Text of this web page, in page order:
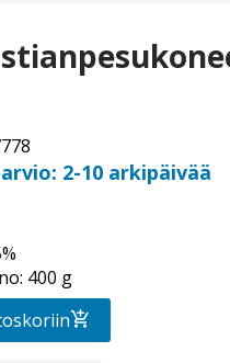
2-10 arkipäivää
400 g